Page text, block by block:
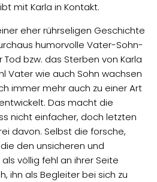
mit Karla in Kontakt.
eher rührseligen Geschichte
humorvolle Vater-Sohn-
bzw. das Sterben von Karla
Vater wie auch Sohn wachsen
immer mehr auch zu einer Art
Das macht die
nicht einfacher, doch letzten
davon. Selbst die forsche,
den unsicheren und
völlig fehl an ihrer Seite
ihn als Begleiter bei sich zu